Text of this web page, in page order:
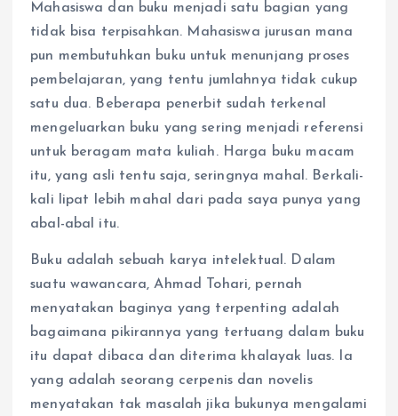
Mahasiswa dan buku menjadi satu bagian yang
tidak bisa terpisahkan. Mahasiswa jurusan mana
pun membutuhkan buku untuk menunjang proses
pembelajaran, yang tentu jumlahnya tidak cukup
satu dua. Beberapa penerbit sudah terkenal
mengeluarkan buku yang sering menjadi referensi
untuk beragam mata kuliah. Harga buku macam
itu, yang asli tentu saja, seringnya mahal. Berkali-
kali lipat lebih mahal dari pada saya punya yang
abal-abal itu.
Buku adalah sebuah karya intelektual. Dalam
suatu wawancara, Ahmad Tohari, pernah
menyatakan baginya yang terpenting adalah
bagaimana pikirannya yang tertuang dalam buku
itu dapat dibaca dan diterima khalayak luas. Ia
yang adalah seorang cerpenis dan novelis
menyatakan tak masalah jika bukunya mengalami